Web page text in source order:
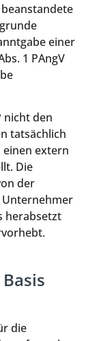
einer
1 PAngV
nicht den
tatsächlich
extern
Die
der
Unternehmer
herabsetzt
die